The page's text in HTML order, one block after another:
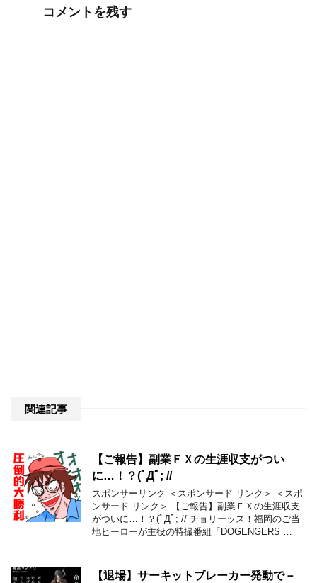
コメントを残す
関連記事
【ご報告】副業ＦＸの生涯収支がつい
に…！？(ﾟДﾟ; //
スポンサーリンク ＜スポンサード リンク＞ ＜スポ
ンサード リンク＞ 【ご報告】副業ＦＸの生涯収支
がついに…！？(ﾟДﾟ; // チョリーッス！福岡のご当
地ヒーローが主役の特撮番組「DOGENGERS …
【退場】サーキットブレーカー発動で－